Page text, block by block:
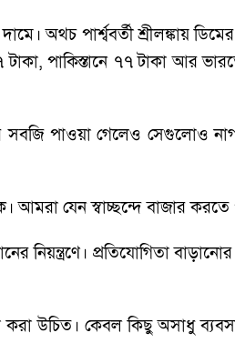
অথচ পার্শ্ববর্তী শ্রীলঙ্কায়
পাকিস্তানে ৭৭ টাকা আর
পাওয়া গেলেও সেগুলোও
যেন স্বাচ্ছন্দে বাজার করতে
নিয়ন্ত্রণে। প্রতিযোগিতা
কেবল কিছু অসাধু ব্যবসায়ীর